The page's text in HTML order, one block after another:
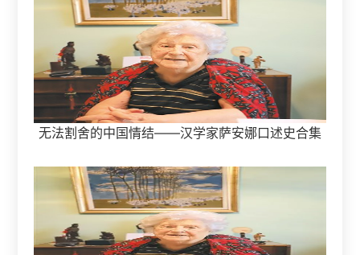
无法割舍的中国情结——汉学家萨安娜口述史合集